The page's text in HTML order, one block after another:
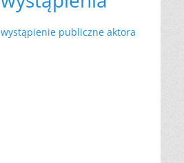
wystąpienie publiczne aktora